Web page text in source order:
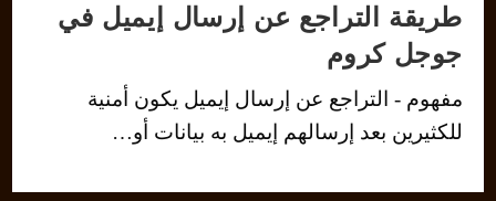
طريقة التراجع عن إرسال إيميل في
جوجل كروم
مفهوم - التراجع عن إرسال إيميل يكون أمنية
للكثيرين بعد إرسالهم إيميل به بيانات أو…